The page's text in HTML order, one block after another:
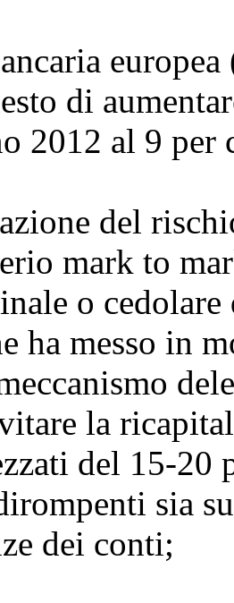
di
2012 al 9 per
del
mark to
o
ha messo in
la
del 15-20
sia
dei conti;